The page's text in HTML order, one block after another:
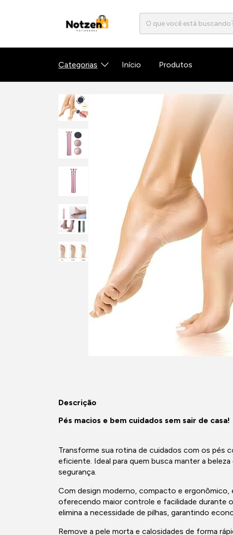
Categorias Início Produtos
Descrição
Pés macios e bem cuidados sem sair de casa!
Transforme sua rotina de cuidados com os pés
eficiente. Ideal para quem busca manter a
segurança.
Com design moderno, compacto e ergonômico,
oferecendo maior controle e facilidade durante
elimina a necessidade de pilhas, garantindo
Remove a pele morta e calosidades de forma